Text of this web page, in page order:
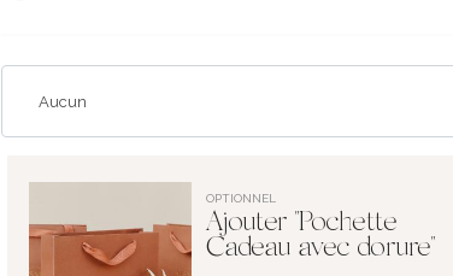
OPTIONNEL
Ajouter "Pochette
Cadeau avec dorure"